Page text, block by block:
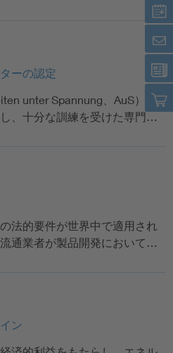
ーの認定
unter Spannung、AuS）を
、十分な訓練を受けた専門…
法的要件が世界中で適用され
通業者が製品開発において…
ン